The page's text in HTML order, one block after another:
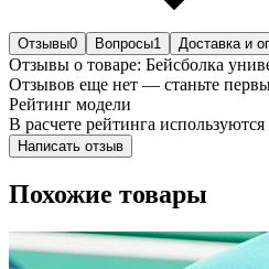
Отзывы0 Вопросы1 Доставка и
Отзывы о товаре: Бейсболка
Отзывов еще нет — станьте
Рейтинг модели
В расчете рейтинга
Написать отзыв
Похожие товары